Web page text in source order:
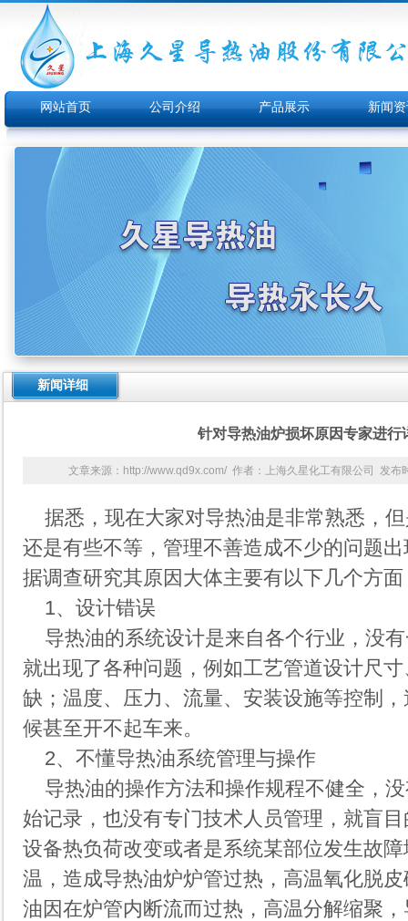
网站首页 公司介绍 产品展示 新闻
新闻详细
针对导热油炉损坏原因专家进行
文章来源：http://www.qd9x.com/ 作者：上海久星化工有限公司 发
据悉，现在大家对导热油是非常熟悉，
还是有些不等，管理不善造成不少的问题
据调查研究其原因大体主要有以下几个方
1、设计错误
导热油的系统设计是来自各个行业，没
就出现了各种问题，例如工艺管道设计尺
缺；温度、压力、流量、安装设施等控制
候甚至开不起车来。
2、不懂导热油系统管理与操作
导热油的操作方法和操作规程不健全，
始记录，也没有专门技术人员管理，就盲
设备热负荷改变或者是系统某部位发生故
温，造成导热油炉炉管过热，高温氧化脱
油因在炉管内断流而过热，高温分解缩聚